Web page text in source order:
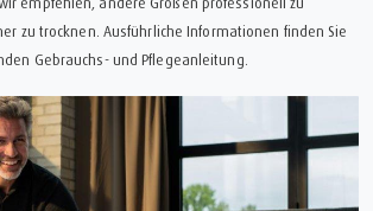
zu trocknen. Ausführliche Informationen finden Sie
Gebrauchs- und Pflegeanleitung.